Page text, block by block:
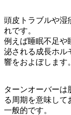
頭皮トラブルや湿
れです。
例えば睡眠不足や
泌される成長ホル
響をおよぼします。
ターンオーバーは
る周期を意味して
一般的です。